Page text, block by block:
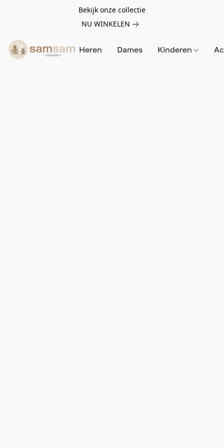
Bekijk onze collectie
NU WINKELEN
Heren Dames Kinderen